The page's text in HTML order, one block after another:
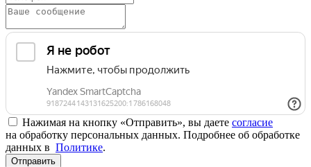
Нажимая на кнопку «Отправить», вы даете согласие
на обработку персональных данных. Подробнее об обработке
данных в Политике.
Отправить